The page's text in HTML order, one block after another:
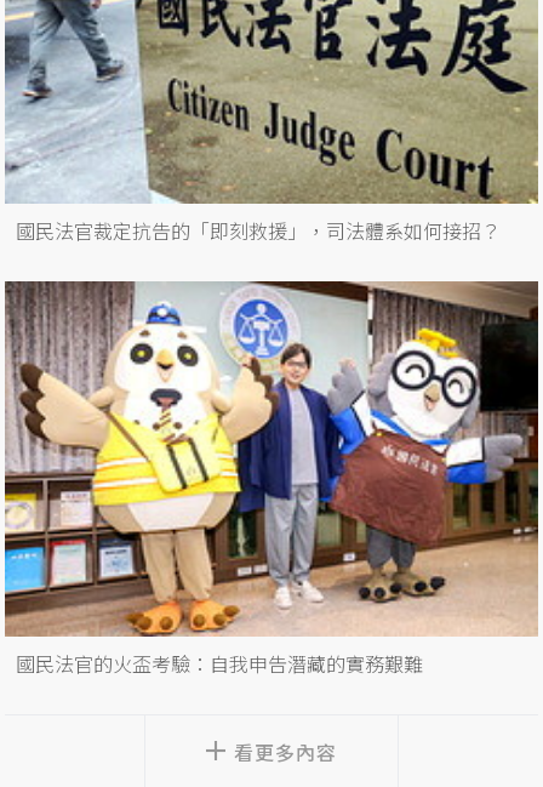
國民法官裁定抗告的「即刻救援」，司法體系如何接招？
國民法官的火盃考驗：自我申告潛藏的實務艱難
看更多內容